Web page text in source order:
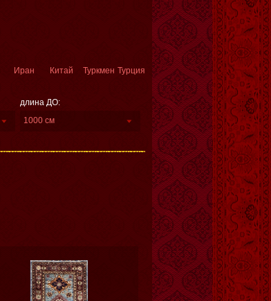
Иран Китай Туркмен Турция
длина ДО:
1000 см